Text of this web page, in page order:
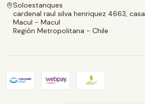
Soloestanques
cardenal raul silva henriquez 4663, casa
Macul - Macul
Región Metropolitana - Chile